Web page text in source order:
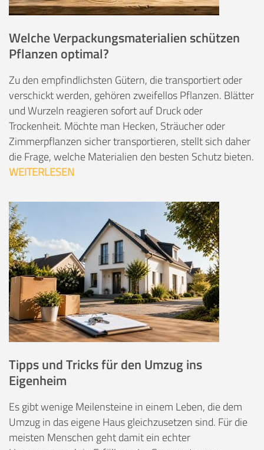
Welche Verpackungsmaterialien schützen
Pflanzen optimal?
Zu den empfindlichsten Gütern, die transportiert oder
verschickt werden, gehören zweifellos Pflanzen. Blätter
und Wurzeln reagieren sofort auf Druck oder
Trockenheit. Möchte man Hecken, Sträucher oder
Zimmerpflanzen sicher transportieren, stellt sich daher
die Frage, welche Materialien den besten Schutz bieten.
WEITERLESEN
Tipps und Tricks für den Umzug ins
Eigenheim
Es gibt wenige Meilensteine in einem Leben, die dem
Umzug in das eigene Haus gleichzusetzen sind. Für die
meisten Menschen geht damit ein echter